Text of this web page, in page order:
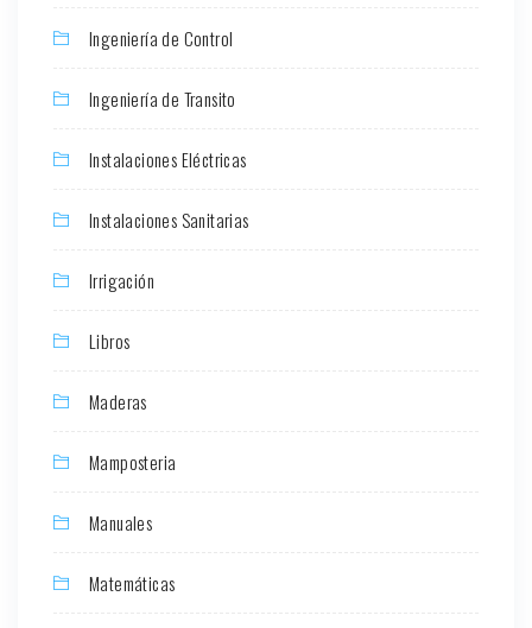
Ingeniería de Control
Ingeniería de Transito
Instalaciones Eléctricas
Instalaciones Sanitarias
Irrigación
Libros
Maderas
Mamposteria
Manuales
Matemáticas